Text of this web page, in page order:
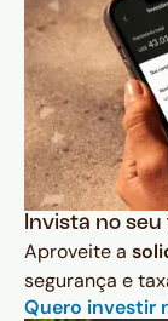
Invista no
Aproveite a
segurança e
Quero investir